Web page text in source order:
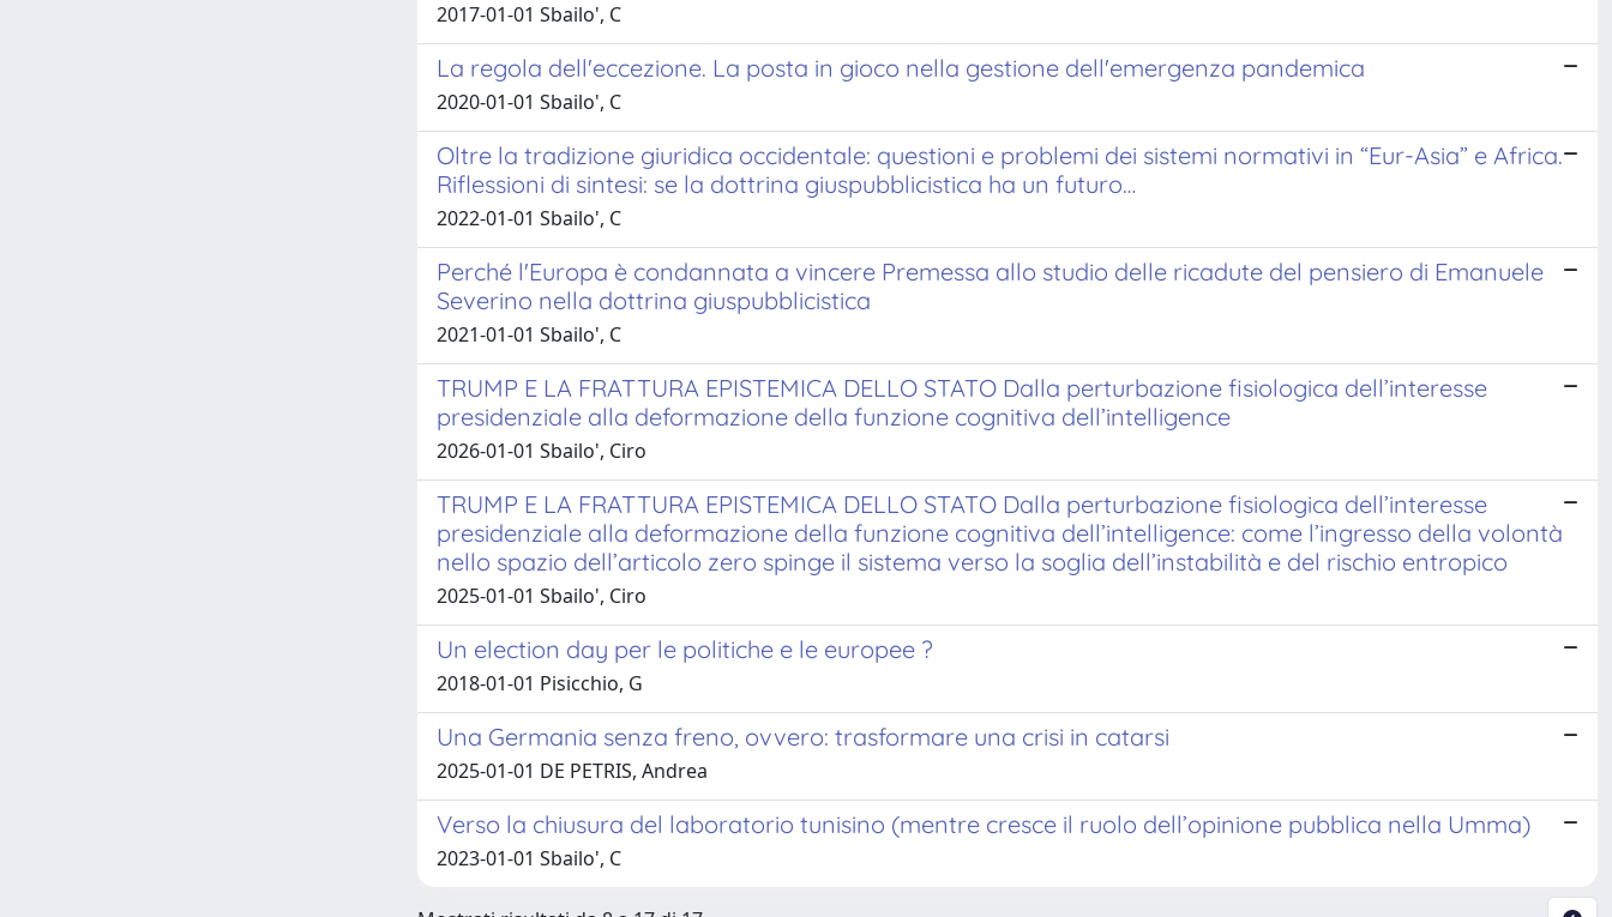
2017-01-01 Sbailo', C
La regola dell'eccezione. La posta in gioco nella gestione dell'emergenza pandemica
2020-01-01 Sbailo', C
Oltre la tradizione giuridica occidentale: questioni e problemi dei sistemi normativi in “Eur-Asia” e Africa.
Riflessioni di sintesi: se la dottrina giuspubblicistica ha un futuro…
2022-01-01 Sbailo', C
Perché l'Europa è condannata a vincere Premessa allo studio delle ricadute del pensiero di Emanuele
Severino nella dottrina giuspubblicistica
2021-01-01 Sbailo', C
TRUMP E LA FRATTURA EPISTEMICA DELLO STATO Dalla perturbazione fisiologica dell’interesse
presidenziale alla deformazione della funzione cognitiva dell’intelligence
2026-01-01 Sbailo', Ciro
TRUMP E LA FRATTURA EPISTEMICA DELLO STATO Dalla perturbazione fisiologica dell’interesse
presidenziale alla deformazione della funzione cognitiva dell’intelligence: come l’ingresso della volontà
nello spazio dell’articolo zero spinge il sistema verso la soglia dell’instabilità e del rischio entropico
2025-01-01 Sbailo', Ciro
Un election day per le politiche e le europee ?
2018-01-01 Pisicchio, G
Una Germania senza freno, ovvero: trasformare una crisi in catarsi
2025-01-01 DE PETRIS, Andrea
Verso la chiusura del laboratorio tunisino (mentre cresce il ruolo dell’opinione pubblica nella Umma)
2023-01-01 Sbailo', C